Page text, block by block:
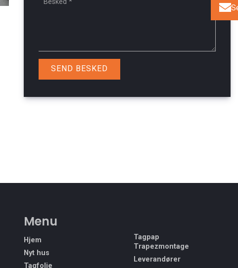
Menu
Hjem
Nyt hus
Tagfolie
Tagpap
Trapezmontage
Leverandører